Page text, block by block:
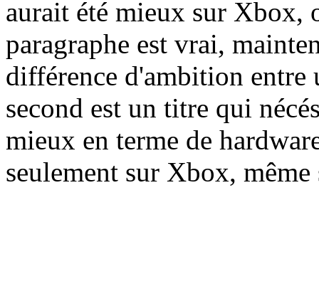
aurait été mieux sur Xbox,
paragraphe est vrai,
différence d'ambition entre
second est un titre qui
mieux en terme de
seulement sur Xbox,